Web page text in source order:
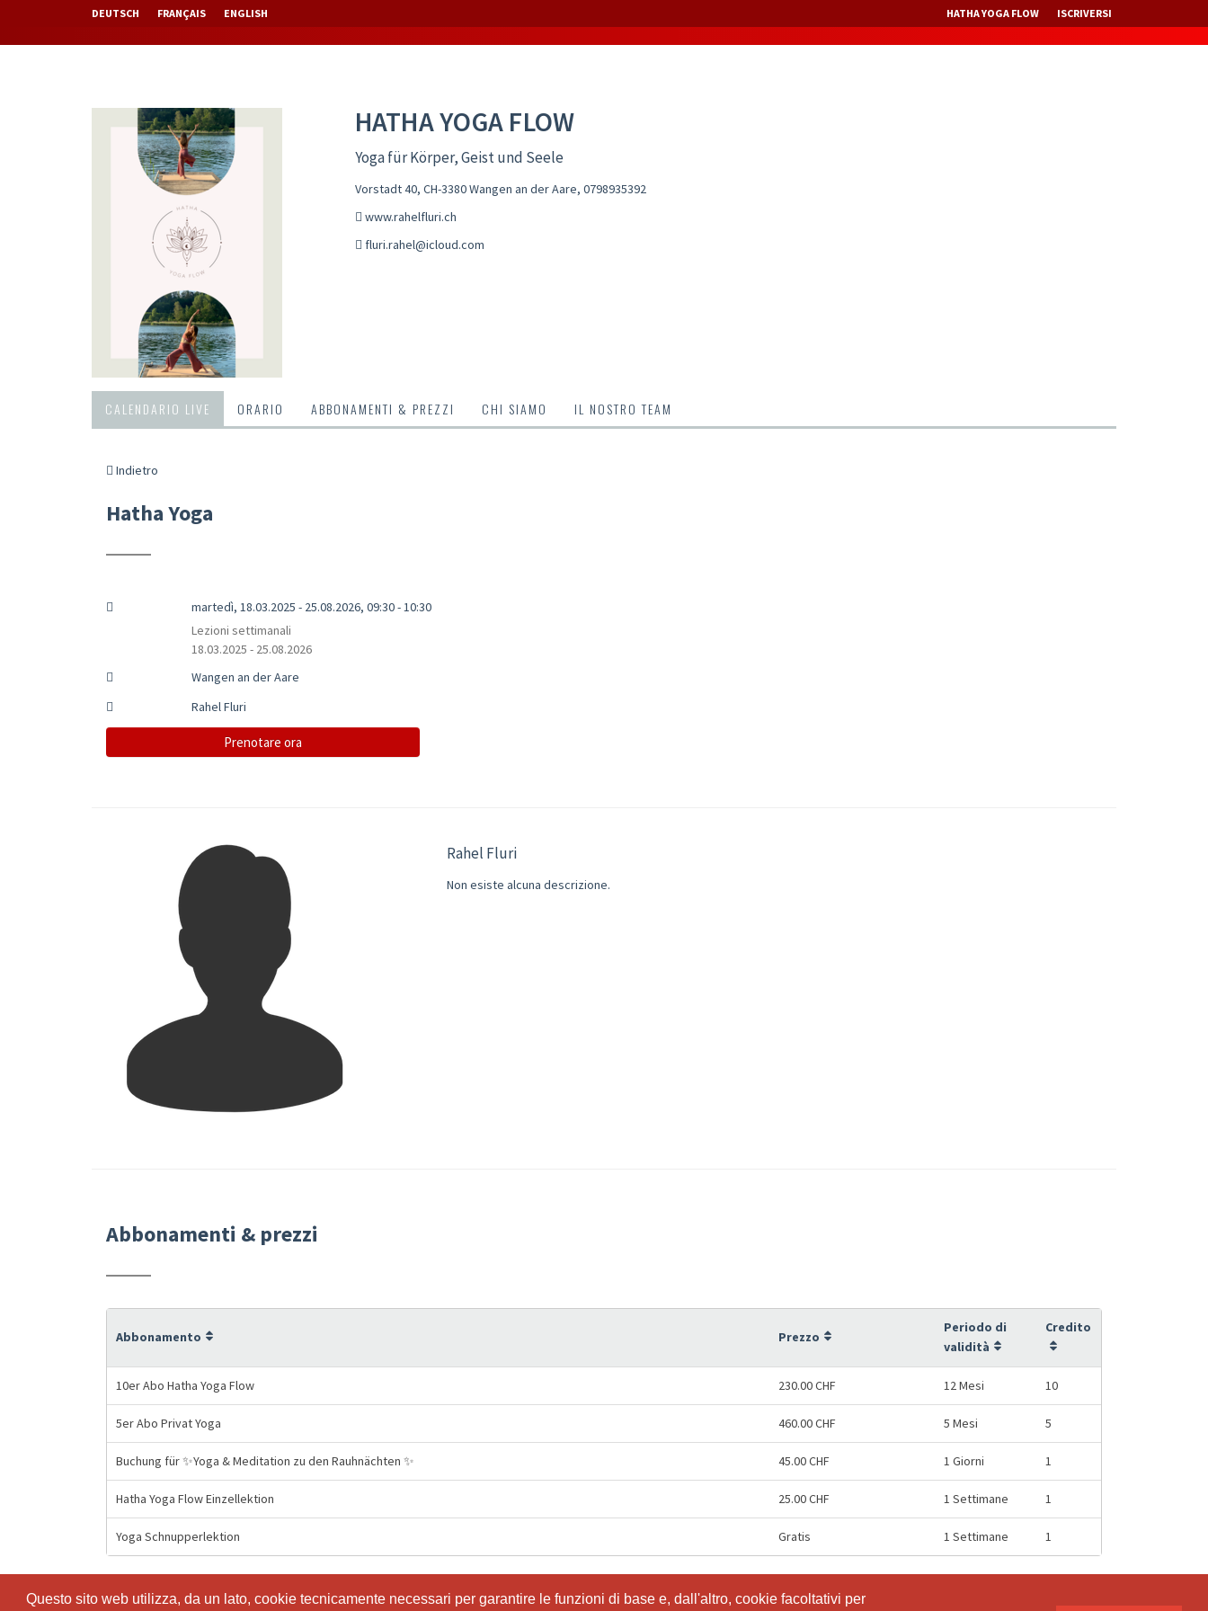
Questo sito web utilizza, da un lato, cookie tecnicamente necessari per garantire le funzioni di base e, dall'altro, cookie facoltativi per
Questo sito web utilizza, da un lato, cookie tecnicamente necessari per garantire le funzioni di base e, dall'altro, cookie facoltativi per
DEUTSCH FRANÇAIS ENGLISH HATHA YOGA FLOW ISCRIVERSI
HATHA YOGA FLOW
Yoga für Körper, Geist und Seele
Vorstadt 40, CH-3380 Wangen an der Aare, 0798935392
www.rahelfluri.ch
fluri.rahel@icloud.com
CALENDARIO LIVE ORARIO ABBONAMENTI & PREZZI CHI SIAMO IL NOSTRO TEAM
Indietro
Hatha Yoga
martedì, 18.03.2025 - 25.08.2026, 09:30 - 10:30
Lezioni settimanali
18.03.2025 - 25.08.2026
Wangen an der Aare
Rahel Fluri
Prenotare ora
Rahel Fluri
Non esiste alcuna descrizione.
Abbonamenti & prezzi
Abbonamento Prezzo
Periodo di
validità
Credito
10er Abo Hatha Yoga Flow 230.00 CHF 12 Mesi 10
5er Abo Privat Yoga 460.00 CHF 5 Mesi 5
Buchung für ✨Yoga & Meditation zu den Rauhnächten ✨ 45.00 CHF 1 Giorni 1
Hatha Yoga Flow Einzellektion 25.00 CHF 1 Settimane 1
Yoga Schnupperlektion Gratis 1 Settimane 1